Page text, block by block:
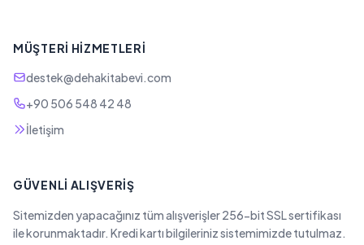
MÜŞTERI HIZMETLERI
destek@dehakitabevi.com
+90 506 548 42 48
İletişim
GÜVENLI ALIŞVERIŞ
Sitemizden yapacağınız tüm alışverişler 256-bit SSL sertifikası
ile korunmaktadır. Kredi kartı bilgileriniz sistemimizde tutulmaz.